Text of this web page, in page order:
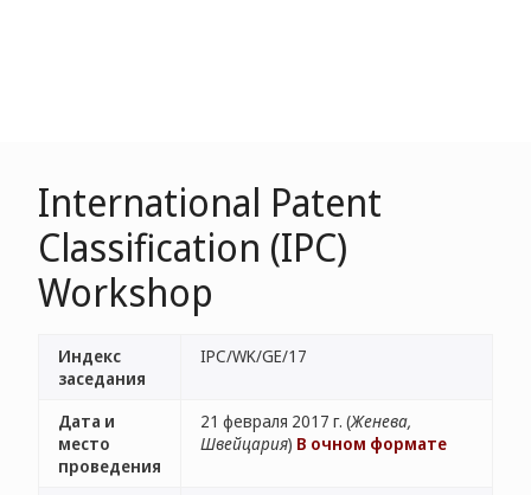
International Patent
Classification (IPC)
Workshop
Индекс
заседания
IPC/WK/GE/17
Дата и
место
проведения
21 февраля 2017 г. (Женева,
Швейцария) В очном формате